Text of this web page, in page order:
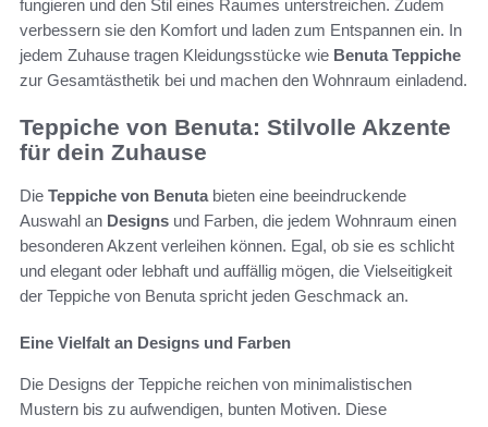
fungieren und den Stil eines Raumes unterstreichen. Zudem
verbessern sie den Komfort und laden zum Entspannen ein. In
jedem Zuhause tragen Kleidungsstücke wie Benuta Teppiche
zur Gesamtästhetik bei und machen den Wohnraum einladend.
Teppiche von Benuta: Stilvolle Akzente
für dein Zuhause
Die Teppiche von Benutabieten eine beeindruckende
Auswahl an Designs und Farben, die jedem Wohnraum einen
besonderen Akzent verleihen können. Egal, ob sie es schlicht
und elegant oder lebhaft und auffällig mögen, die Vielseitigkeit
der Teppiche von Benuta spricht jeden Geschmack an.
Eine Vielfalt an Designs und Farben
Die Designs der Teppiche reichen von minimalistischen
Mustern bis zu aufwendigen, bunten Motiven. Diese